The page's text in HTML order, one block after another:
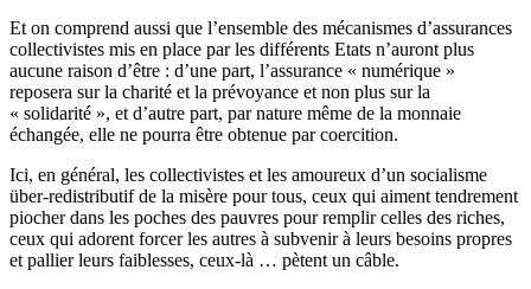
Et on comprend aussi que l’ensemble des mécanismes d’assurances
collectivistes mis en place par les différents Etats n’auront plus
aucune raison d’être : d’une part, l’assurance « numérique »
reposera sur la charité et la prévoyance et non plus sur la
« solidarité », et d’autre part, par nature même de la monnaie
échangée, elle ne pourra être obtenue par coercition.
Ici, en général, les collectivistes et les amoureux d’un socialisme
über-redistributif de la misère pour tous, ceux qui aiment tendrement
piocher dans les poches des pauvres pour remplir celles des riches,
ceux qui adorent forcer les autres à subvenir à leurs besoins propres
et pallier leurs faiblesses, ceux-là … pètent un câble.